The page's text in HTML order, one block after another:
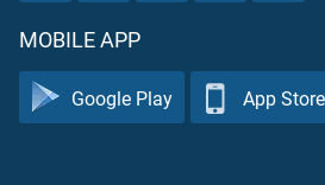
MOBILE APP
Google Play App Store